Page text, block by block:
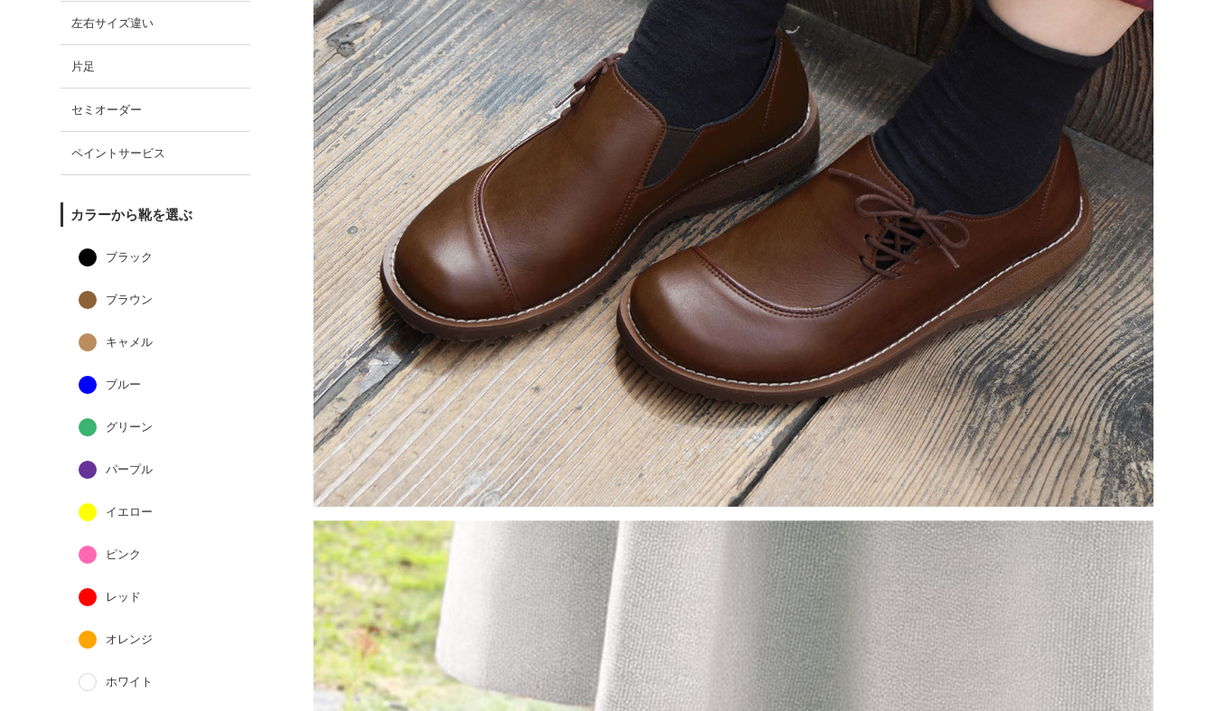
左右サイズ違い
片足
セミオーダー
ペイントサービス
カラーから靴を選ぶ
ブラック
ブラウン
キャメル
ブルー
グリーン
パープル
イエロー
ピンク
レッド
オレンジ
ホワイト